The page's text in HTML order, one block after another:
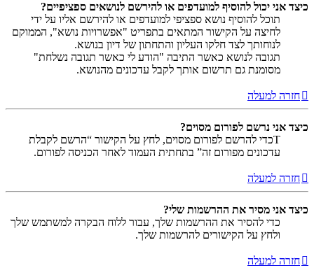
כיצד אני יכול להוסיף למועדפים או להירשם לנושאים ספציפיים?
תוכל להוסיף נושא ספציפי למועדפים או להירשם אליו על ידי
לחיצה על הקישור המתאים בתפריט "אפשרויות נושא", הממוקם
לנוחותך לצד חלקו העליון והתחתון של דיון בנושא.
תגובה לנושא כאשר התיבה "הודע לי כאשר תגובה נשלחת"
מסומנת גם תרשום אותך לקבל עדכונים מהנושא.
חזרה למעלה
כיצד אני נרשם לפורום מסוים?
Tכדי להרשם לפורום מסוים, לחץ על הקישור “הרשם לקבלת
עדכונים מפורום זה” בתחתית העמוד לאחר הכניסה לפורום.
חזרה למעלה
כיצד אני מסיר את ההרשמות שלי?
כדי להסיר את ההרשמות שלך, עבור ללוח הבקרה למשתמש שלך
ולחץ על הקישורים להרשמות שלך.
חזרה למעלה